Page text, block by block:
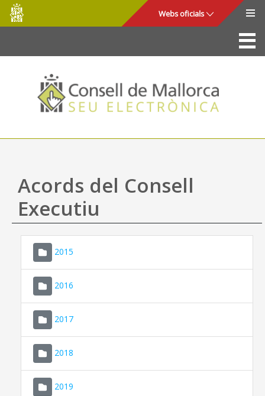
Salta al contingut principal
Consell
de
Mallorca
Webs oficials
La Seu
Consell de Mallorca
Accés i seguretat
Utilitats
Ajuda
Acords del Consell
Executiu
2015
2016
2017
2018
2019